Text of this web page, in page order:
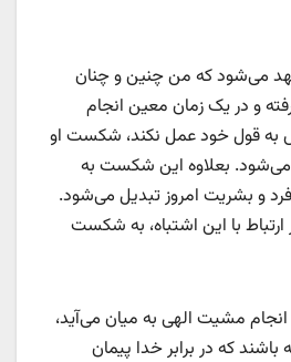
می‌شود که من چنین و چنان
و در یک زمان معین انجام
قول خود عمل نکند، شکست او
بعلاوه این شکست به
و بشریت امروز تبدیل می‌شود.
با این اشتباه، به شکست
مشیت الهی به میان می‌آید،
که در برابر خدا پیمان